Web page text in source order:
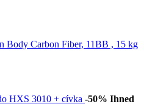
Body Carbon Fiber, 11BB , 15 kg
-50% Ihned